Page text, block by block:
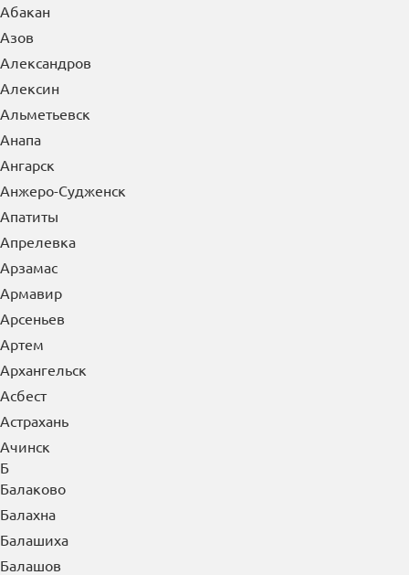
Абакан
Азов
Александров
Алексин
Альметьевск
Анапа
Ангарск
Анжеро-Судженск
Апатиты
Апрелевка
Арзамас
Армавир
Арсеньев
Артем
Архангельск
Асбест
Астрахань
Ачинск
Б
Балаково
Балахна
Балашиха
Балашов